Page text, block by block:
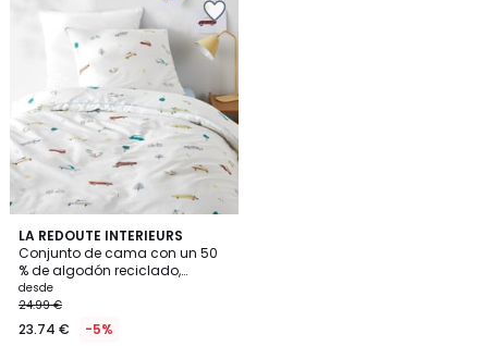
aplicado.
LA REDOUTE INTERIEURS
Conjunto de cama con un 50
% de algodón reciclado,
Emiliano
desde
24.99 €
23.74 € -5%
3,5
/ 5